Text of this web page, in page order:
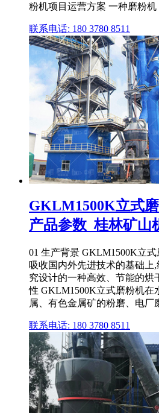
粉机项目运营方案 一种磨粉机
联系电话: 180 3780 8511
GKLM1500K立式磨
产品参数_桂林矿山
01 生产背景 GKLM1500K立
吸收国内外先进技术的基础上
究设计的一种高效、节能的烘
性 GKLM1500K立式磨粉机在
属、有色金属矿的粉磨、电厂
联系电话: 180 3780 8511